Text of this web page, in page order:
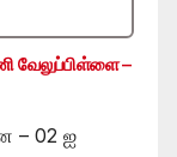
வேலுப்பிள்ளை –
– 02 ஐ